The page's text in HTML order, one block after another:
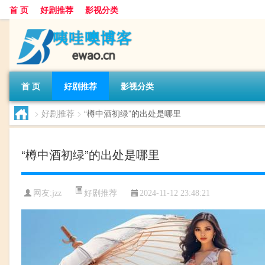
首 页 好剧推荐 影视分类
首 页 好剧推荐 影视分类
> 好剧推荐 > “樽中酒初绿”的出处是哪里
“樽中酒初绿”的出处是哪里
网友:jzz 好剧推荐 2024-11-12 23:48:21